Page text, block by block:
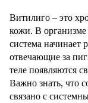
Витилиго – это
кожи. В
система начинает
отвечающие за
теле появляются
Важно знать, что
связано с